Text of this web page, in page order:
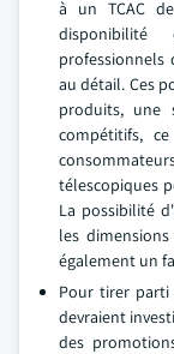
à un TCAC
au détail. Ces
produits, une
compétitifs,
télescopiques
La possibilité
les
également un
Pour tirer parti
devraient
des